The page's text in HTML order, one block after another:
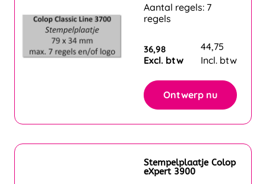
Aantal regels: 7
regels
36,98
Excl. btw
44,75
Incl. btw
Ontwerp nu
Stempelplaatje Colop
eXpert 3900